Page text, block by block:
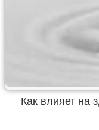
Как влияет на